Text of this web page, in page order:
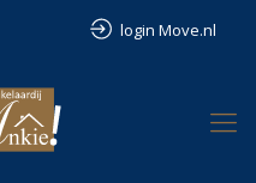
login Move.nl